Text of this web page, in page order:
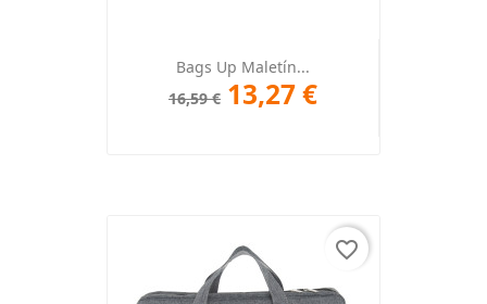
Bags Up Maletín...
16,59 € 13,27 €
favorite_border